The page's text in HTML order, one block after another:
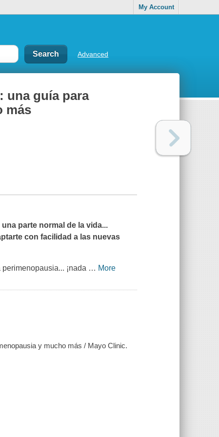
My Account
Advanced
una guía para
más
parte normal de la vida...
con facilidad a las nuevas
¡nada … More
y mucho más / Mayo Clinic.